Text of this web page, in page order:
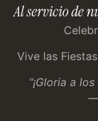
Al servicio de
Vive las
“¡Gloria a
—